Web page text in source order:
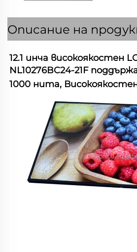
Описание на
12.1 инча високоякостен
NL10276BC24-21F
1000 нита,